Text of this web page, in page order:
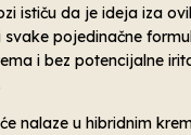
ističu da je ideja iza
pojedinačne
i bez potencijalne
nalaze u hibridnim